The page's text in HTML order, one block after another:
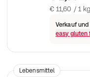
€ 11,60 / 1 kg
Verkauf
easy gluten
Lebensmittel